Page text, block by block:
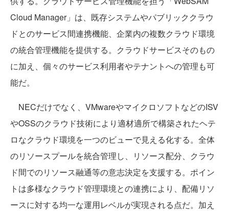
Cloud Manager」は、既存システムやパブリッククラウ
ドとのサービス間連携機能、企業内の複数クラウド環境
の統合管理機能を提供する。クラウドサービスそのもの
に加え、個々のサービス利用者やテナントへの管理も可
能だ。
NECだけでなく、VMwareやマイクロソフトなどのISV
やOSSのクラウド技術により適材適所で構築されたヘテ
ロなクラウド環境を一つのビューで見える化する。全体
のリソースプールを統合管理し、リソース配分、クラウ
ド間でのリソース融通等の意志決定を支援する。ポイン
トは多様なクラウド管理環境との連携により、配備リソ
ースに対する均一な運用レベルが実現される点だ。加え